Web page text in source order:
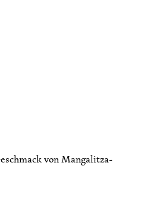
von Mangalitza-